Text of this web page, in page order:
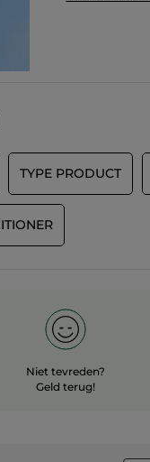
TYPE PRODUCT
Niet tevreden?
Geld terug!